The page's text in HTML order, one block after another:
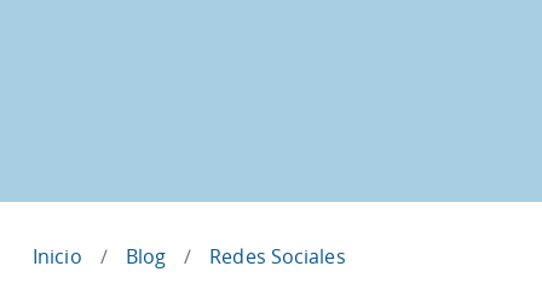
Inicio Blog Redes Sociales